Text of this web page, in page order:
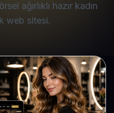
ağırlıklı hazır kadın
web sitesi.